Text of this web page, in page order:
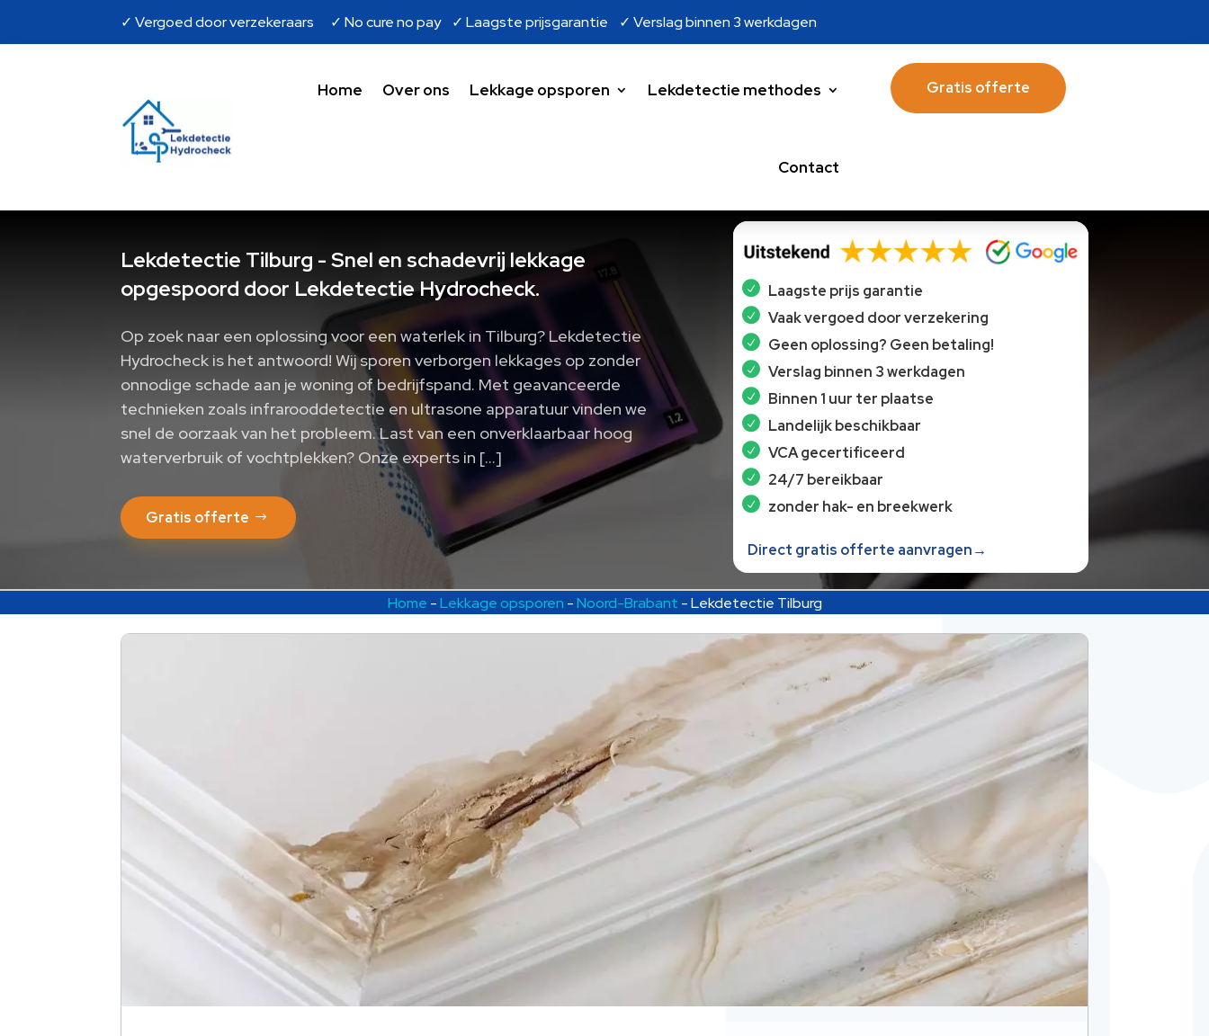
✓ Vergoed door verzekeraars ✓ No cure no pay ✓ Laagste prijsgarantie ✓ Verslag binnen 3 werkdagen
Home Over ons Lekkage opsporen Lekdetectie methodes
Contact
Gratis offerte
Lekdetectie Tilburg - Snel en schadevrij lekkage
opgespoord door Lekdetectie Hydrocheck.
Op zoek naar een oplossing voor een waterlek in Tilburg? Lekdetectie
Hydrocheck is het antwoord! Wij sporen verborgen lekkages op zonder
onnodige schade aan je woning of bedrijfspand. Met geavanceerde
technieken zoals infrarooddetectie en ultrasone apparatuur vinden we
snel de oorzaak van het probleem. Last van een onverklaarbaar hoog
waterverbruik of vochtplekken? Onze experts in […]
Gratis offerte
Laagste prijs garantie
Vaak vergoed door verzekering
Geen oplossing? Geen betaling!
Verslag binnen 3 werkdagen
Binnen 1 uur ter plaatse
Landelijk beschikbaar
VCA gecertificeerd
24/7 bereikbaar
zonder hak- en breekwerk
Direct gratis offerte aanvragen→
Home -Lekkage opsporen -Noord-Brabant -Lekdetectie Tilburg